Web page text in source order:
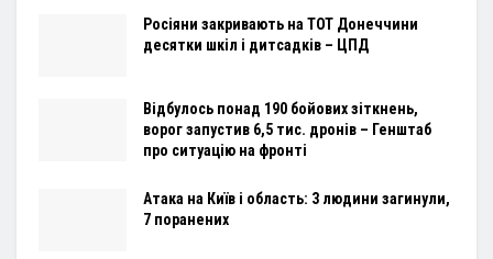
Росіяни закривають на ТОТ Донеччини
десятки шкіл і дитсадків – ЦПД
Відбулось понад 190 бойових зіткнень,
ворог запустив 6,5 тис. дронів – Генштаб
про ситуацію на фронті
Атака на Київ і область: 3 людини загинули,
7 поранених